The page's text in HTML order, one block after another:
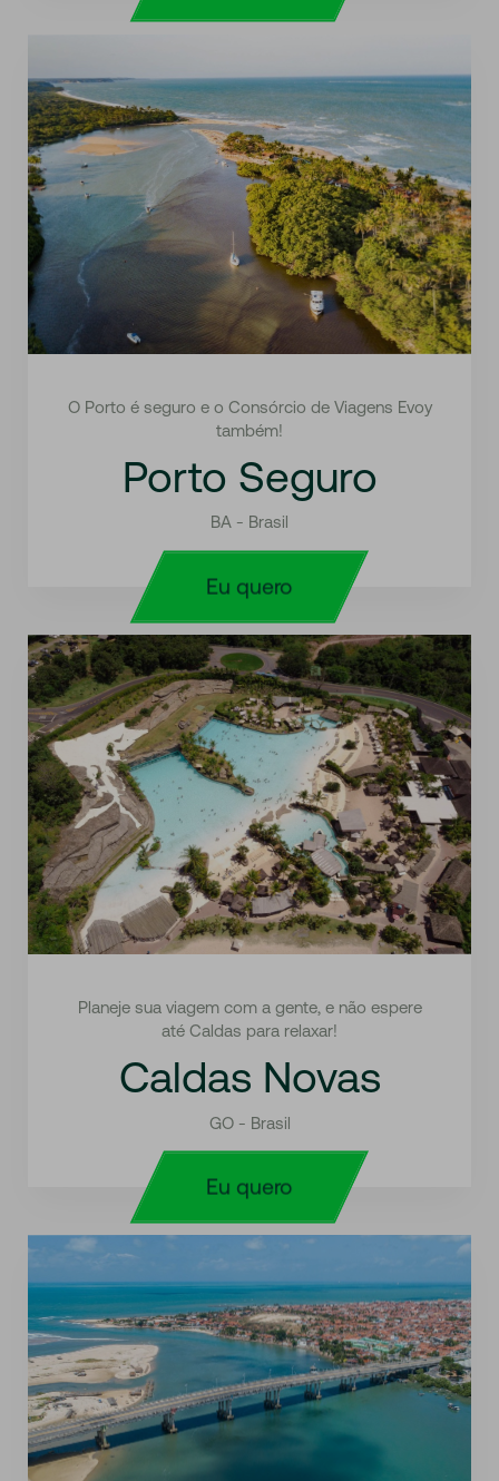
O Porto é seguro e o Consórcio de Viagens Evoy
também!
Porto Seguro
BA - Brasil
Eu quero
Planeje sua viagem com a gente, e não espere
até Caldas para relaxar!
Caldas Novas
GO - Brasil
Eu quero